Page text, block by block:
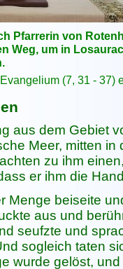
Pfarrerin von
Weg, um in
(7, 31 - 37)
aus dem Gebiet
Meer, mitten in
zu ihm
er ihm die
Menge beiseite
aus und
seufzte und
sogleich taten
wurde gelöst,